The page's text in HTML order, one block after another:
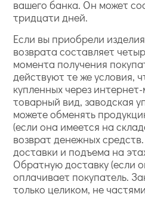
вашего банка. Он может
тридцати дней.
Если вы приобрели
возврата составляет
момента получения
действуют те же условия,
купленных через
товарный вид, заводская
можете обменять
(если она имеется на
возврат денежных
доставки и подъема на
Обратную доставку (если
оплачивает покупатель.
только целиком, не